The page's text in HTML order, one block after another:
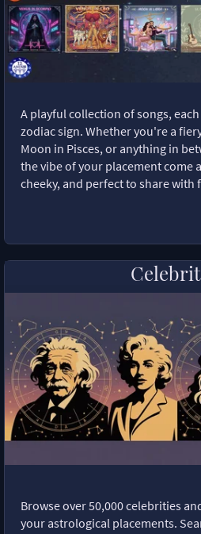
A playful collection of songs,
zodiac sign. Whether you're a
Moon in Pisces, or anything in
the vibe of your placement come
cheeky, and perfect to share with
Browse over 50,000 celebrities
your astrological placements.